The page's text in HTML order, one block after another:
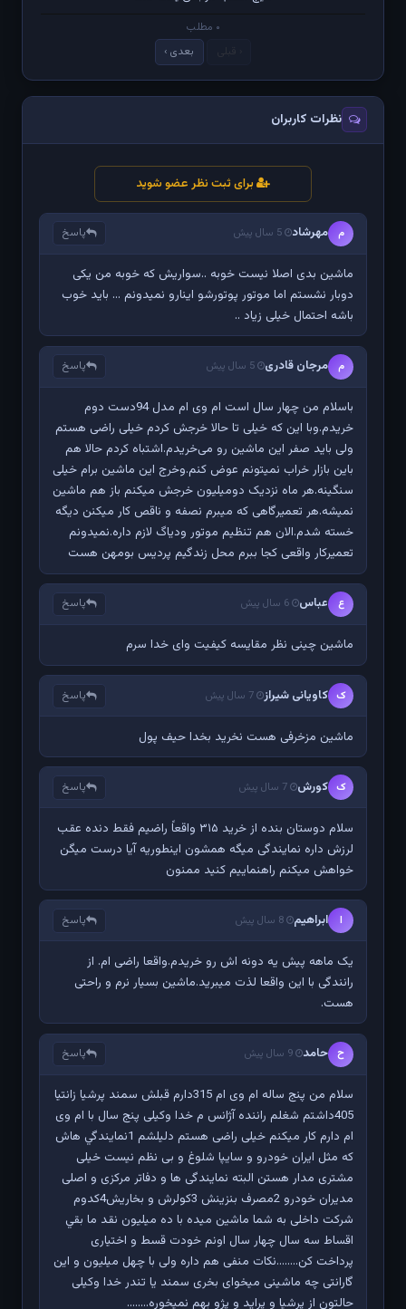
۰ مطلب
بعدی ›
نظرات کاربران
برای ثبت نظر عضو شوید
م مهرشاد 5 سال پیش پاسخ
ماشین بدی اصلا نیست خوبه ..سواریش که خوبه من یکی
دوبار نشستم اما موتور پوتورشو اینارو نمیدونم ... باید خوب
باشه احتمال خیلی زیاد ..‌
م مرجان قادری 5 سال پیش پاسخ
باسلام من چهار سال است ام وی ام مدل 94دست دوم
خریدم.وبا این که خیلی تا حالا خرجش کردم خیلی راضی هستم
ولی باید صفر این ماشین رو می‌خریدم.اشتباه کردم حالا هم
باین بازار خراب نمیتونم عوض کنم.وخرج این ماشین برام خیلی
سنگینه.هر ماه نزدیک دومیلیون خرجش میکنم باز هم ماشین
نمیشه.هر تعمیرگاهی که میبرم نصفه و ناقص کار میکنن دیگه
خسته شدم.الان هم تنظیم موتور ودیاگ لازم داره.نمیدونم
تعمیرکار واقعی کجا ببرم محل زندگیم پردیس بومهن هست
ع عباس 6 سال پیش پاسخ
ماشین چینی نظر مقایسه کیفیت وای خدا سرم
ک کاویانی شیراز 7 سال پیش پاسخ
ماشین مزخرفی هست نخرید بخدا حیف پول
ک کورش 7 سال پیش پاسخ
سلام دوستان بنده از خرید ۳۱۵ واقعاً راضیم فقط دنده عقب
لرزش داره نمایندگی میگه همشون اینطوریه آیا درست میگن
خواهش میکنم راهنماییم کنید ممنون
ا ابراهیم 8 سال پیش پاسخ
یک ماهه پیش یه دونه اش رو خریدم.واقعا راضی ام. از
رانندگی با این واقعا لذت میبرید.ماشین بسیار نرم و راحتی
هست.
ح حامد 9 سال پیش پاسخ
سلام من پنج ساله ام وی ام 315دارم قبلش سمند پرشیا زانتیا
405داشتم شغلم راننده آژانس م خدا وکیلی پنج سال با ام وی
ام دارم کار میکنم خیلی راضی هستم دليلشم 1نمايندگي هاش
که مثل ایران خودرو و سایپا شلوغ و بی نظم نیست خیلی
مشتری مدار هستن البته نمایندگی ها و دفاتر مرکزی و اصلی
مدیران خودرو 2مصرف بنزينش 3کولرش و بخاريش4کدوم
شرکت داخلی به شما ماشین میده با ده میلیون نقد ما بقي
اقساط سه سال چهار سال اونم خودت قسط و اختیاری
پرداخت کن........نکات منفی هم داره ولی با چهل میلیون و این
گارانتی چه ماشینی میخوای بخری سمند یا تندر خدا وکیلی
حالتون از پرشیا و پراید و پژو بهم نمیخوره........